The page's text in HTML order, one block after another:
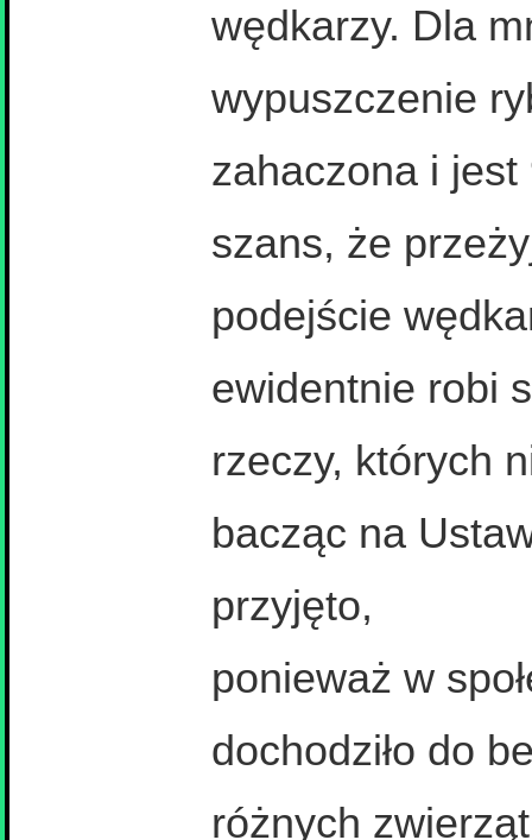
wędkarzy. Dla
wypuszczenie
zahaczona i jest
szans, że
podejście
ewidentnie robi
rzeczy, których
bacząc na
przyjęto,
ponieważ w
dochodziło do
różnych zwierząt